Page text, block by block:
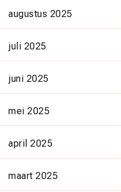
augustus 2025
juli 2025
juni 2025
mei 2025
april 2025
maart 2025